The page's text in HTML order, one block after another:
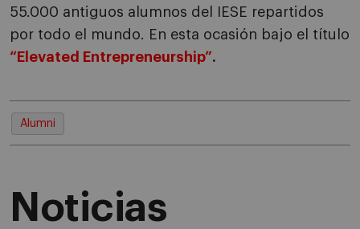
55.000 antiguos alumnos del IESE repartidos
por todo el mundo. En esta ocasión bajo el título
“Elevated Entrepreneurship”.
Alumni
Noticias